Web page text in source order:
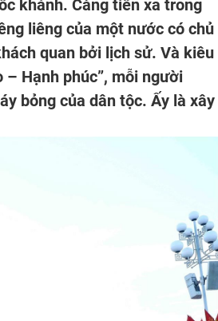
khánh. Càng tiến xa trong
liêng của một nước có chủ
quan bởi lịch sử. Và kiêu
Hạnh phúc”, mỗi người
bỏng của dân tộc. Ấy là xây